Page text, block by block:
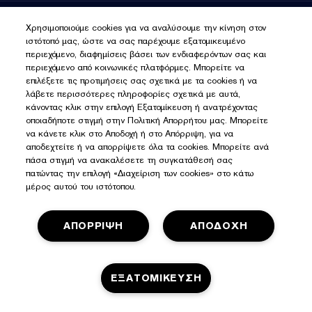
Νιασιναμίδη και Εκχύλισμα Καφέ Άλγης. Η σύνθεση βοηθά
άμεσα στην ενυδάτωση, εξισορροπεί την επιδερμίδα με 36
ώρες έλεγχο λιπαρότητας* και μειώνει την παραγωγή
λιπαρότητας της επιδερμίδας σε μόλις 4 εβδομάδες**.
ΕΓΓΡΑΦΕΙΤΕ ΓΙΑ ΝΕΑ
Εγγραφείτε για νέα
Χρησιμοποιούμε cookies για να αναλύσουμε την κίνηση στον
ιστότοπό μας, ώστε να σας παρέχουμε εξατομικευμένο
περιεχόμενο, διαφημίσεις βάσει των ενδιαφερόντων σας και
περιεχόμενο από κοινωνικές πλατφόρμες. Μπορείτε να
επιλέξετε τις προτιμήσεις σας σχετικά με τα cookies ή να
λάβετε περισσότερες πληροφορίες σχετικά με αυτά,
κάνοντας κλικ στην επιλογή Εξατομίκευση ή ανατρέχοντας
οποιαδήποτε στιγμή στην Πολιτική Απορρήτου μας. Μπορείτε
να κάνετε κλικ στο Αποδοχή ή στο Απόρριψη, για να
αποδεχτείτε ή να απορρίψετε όλα τα cookies. Μπορείτε ανά
πάσα στιγμή να ανακαλέσετε τη συγκατάθεσή σας
πατώντας την επιλογή «Διαχείριση των cookies» στο κάτω
μέρος αυτού του ιστότοπου.
ΑΠΟΔΟΧΗ
ΑΠΟΡΡΙΨΗ
ΕΞΑΤΟΜΙΚΕΥΣΗ